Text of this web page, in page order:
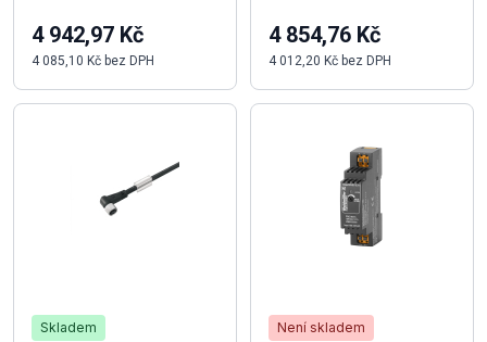
4 942,97 Kč
4 085,10 Kč bez DPH
4 854,76 Kč
4 012,20 Kč bez DPH
Skladem Není skladem